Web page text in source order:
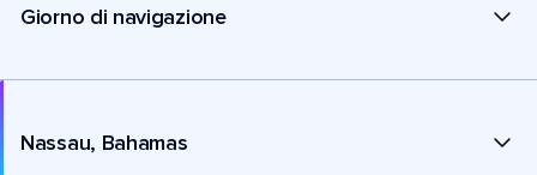
Giorno di navigazione
Nassau, Bahamas